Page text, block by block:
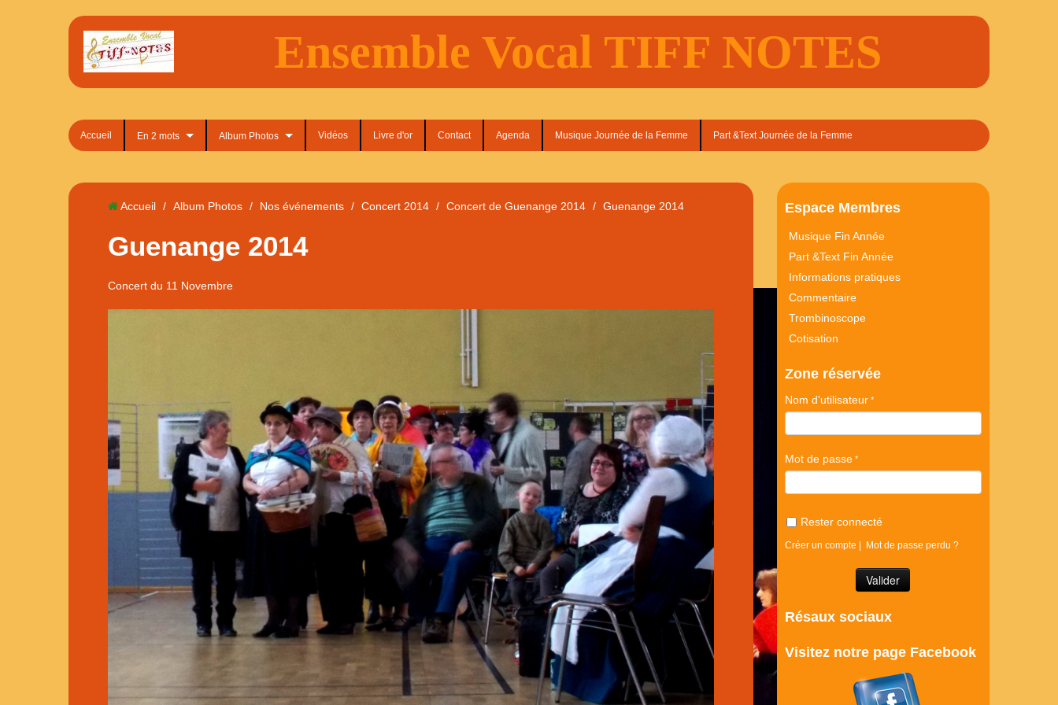
Ensemble Vocal TIFF NOTES
Accueil En 2 mots Album Photos Vidéos Livre d'or Contact Agenda Musique Journée de la Femme Part &Text Journée de la Femme
Accueil / Album Photos / Nos événements / Concert 2014 / Concert de Guenange 2014 / Guenange 2014
Guenange 2014
Concert du 11 Novembre
Espace Membres
Musique Fin Année
Part &Text Fin Année
Informations pratiques
Commentaire
Trombinoscope
Cotisation
Zone réservée
Nom d'utilisateur
Mot de passe
Rester connecté
Créer un compte Mot de passe perdu ?
Résaux sociaux
Visitez notre page Facebook